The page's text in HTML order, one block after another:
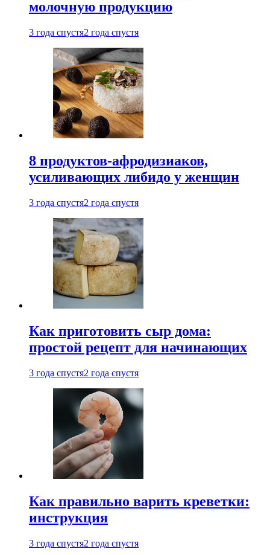
молочную продукцию
3 года спустя2 года спустя
8 продуктов-афродизиаков,
усиливающих либидо у женщин
3 года спустя2 года спустя
Как приготовить сыр дома:
простой рецепт для начинающих
3 года спустя2 года спустя
Как правильно варить креветки:
инструкция
3 года спустя2 года спустя